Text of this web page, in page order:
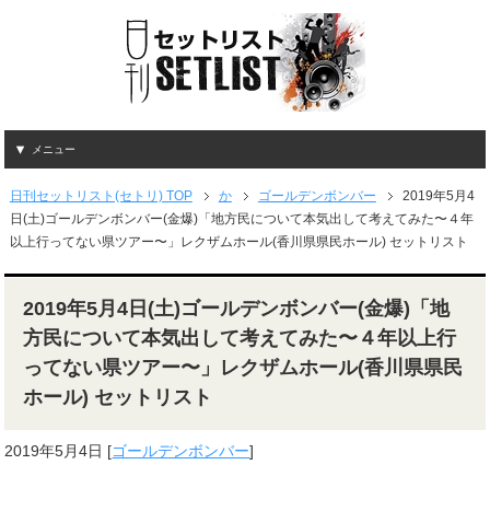
メニュー
日刊セットリスト(セトリ) TOP か ゴールデンボンバー
2019年5月4
日(土)ゴールデンボンバー(金爆)「地方民について本気出して考えてみた〜４年
以上行ってない県ツアー〜」レクザムホール(香川県県民ホール) セットリスト
2019年5月4日(土)ゴールデンボンバー(金爆)「地
方民について本気出して考えてみた〜４年以上行
ってない県ツアー〜」レクザムホール(香川県県民
ホール) セットリスト
2019年5月4日 [ゴールデンボンバー]